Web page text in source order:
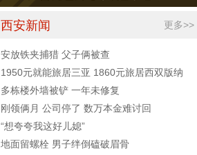
西安新闻 更多>>
安放铁夹捕猎 父子俩被查
1950元就能旅居三亚 1860元旅居西双版纳
多栋楼外墙被铲 一年未修复
刚领俩月 公司停了 数万本金难讨回
“想夸夸我这好儿媳”
地面留螺栓 男子绊倒磕破眉骨